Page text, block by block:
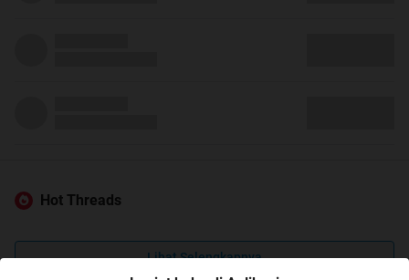
Hot Threads
Lihat Selengkapnya